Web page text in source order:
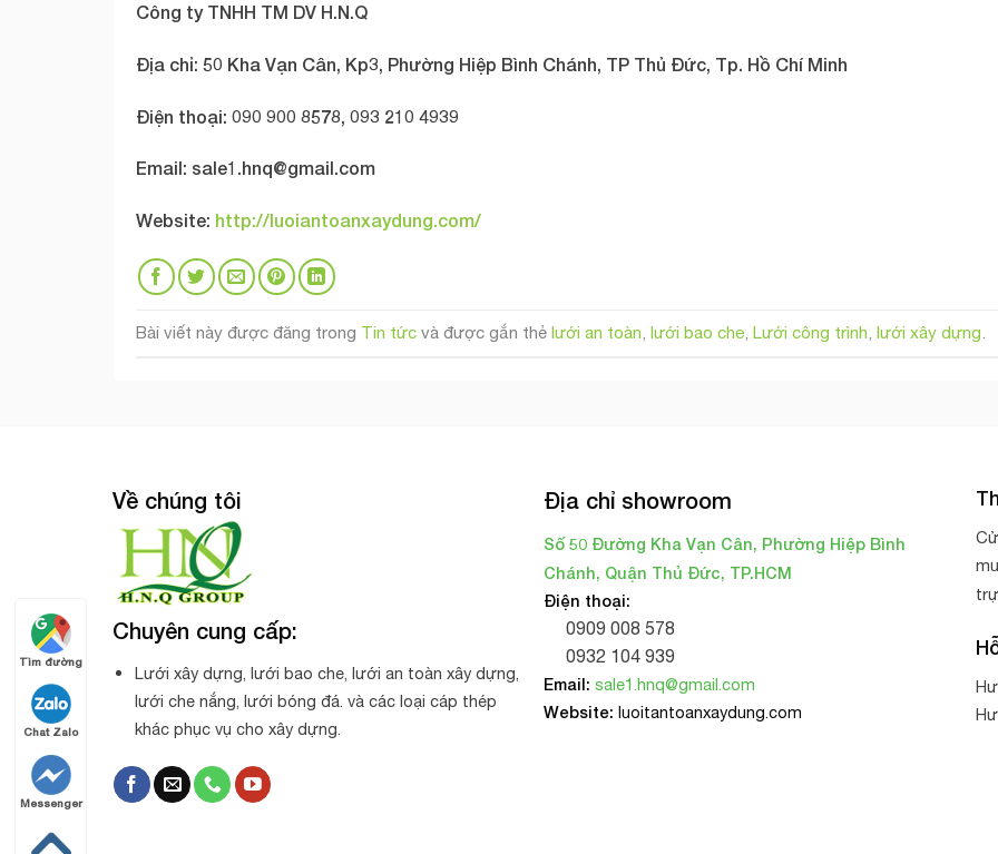
Công ty TNHH TM DV H.N.Q
Địa chỉ: 50 Kha Vạn Cân, Kp3, Phường Hiệp Bình Chánh, TP Thủ Đức, Tp. Hồ Chí Minh
Điện thoại: 090 900 8578, 093 210 4939
Email: sale1.hnq@gmail.com
Website: http://luoiantoanxaydung.com/
Bài viết này được đăng trong Tin tức và được gắn thẻ lưới an toàn lưới bao che Lưới công trình lưới xây dựng
Về chúng tôi
Chuyên cung cấp:
Lưới xây dựng, lưới bao che, lưới an toàn xây dựng,
lưới che nắng, lưới bóng đá. và các loại cáp thép
khác phục vụ cho xây dựng.
Địa chỉ showroom
Số 50 Đường Kha Vạn Cân, Phường Hiệp Bình
Chánh, Quận Thủ Đức, TP.HCM
Điện thoại:
0909 008 578
0932 104 939
Email: sale1.hnq@gmail.com
Website: luoitantoanxaydung.com
Tìm đường
Chat Zalo
Messenger